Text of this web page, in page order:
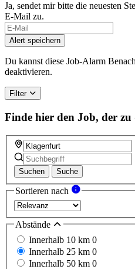
Ja, sendet mir bitte die neuesten
E-Mail zu.
Alert speichern
Du kannst diese Job-Alarm
deaktivieren.
Filter
Finde hier den Job, der zu
Suchen Suche
Sortieren nach
Abstände
Innerhalb 10 km 0
Innerhalb 25 km 0
Innerhalb 50 km 0